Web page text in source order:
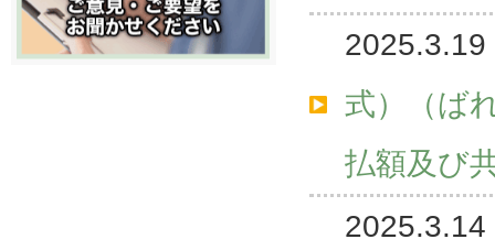
2025.3.19
式）（ば
払額及び
2025.3.14